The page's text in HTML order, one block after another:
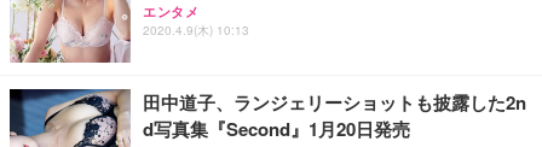
エンタメ
2020.4.9(木) 10:13
田中道子、ランジェリーショットも披露した2n
d写真集『Second』1月20日発売